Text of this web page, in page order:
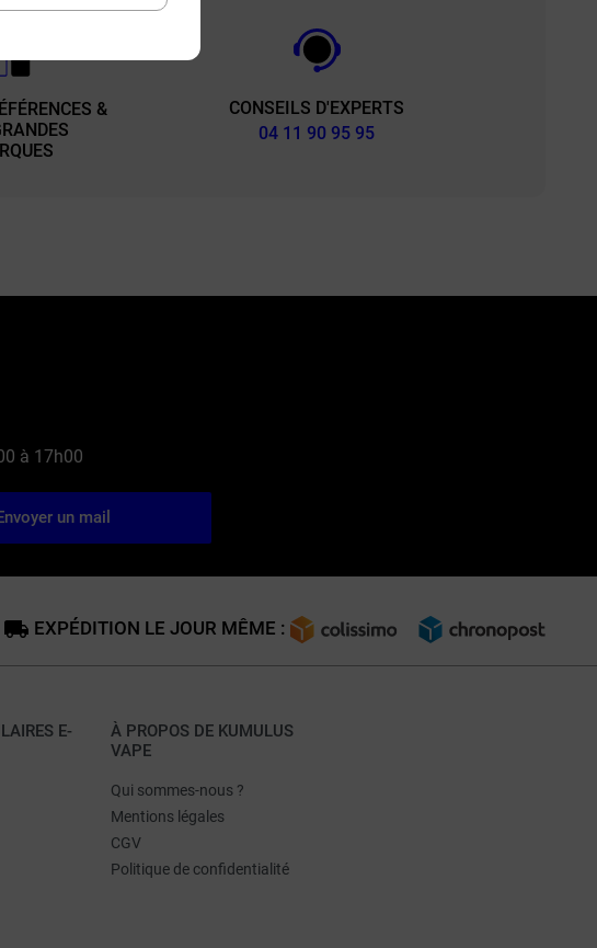
&
CONSEILS D'EXPERTS
04 11 90 95 95
à 17h00
un mail
EXPÉDITION LE JOUR MÊME :
E-
À PROPOS DE KUMULUS
VAPE
Qui sommes-nous ?
Mentions légales
CGV
Politique de confidentialité